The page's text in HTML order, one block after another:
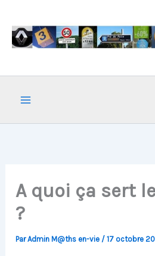
contenu
A quoi ça sert
?
ParAdmin M@ths en-vie /17 octobre